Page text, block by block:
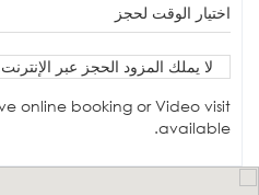
اختيار الوقت لحجز
لا يملك المزود الحجز عبر
online booking or Video visit
available.